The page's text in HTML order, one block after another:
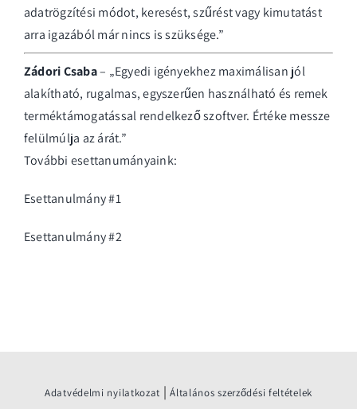
adatrögzítési módot, keresést, szűrést vagy kimutatást
arra igazából már nincs is szüksége.”
Zádori Csaba– „Egyedi igényekhez maximálisan jól
alakítható, rugalmas, egyszerűen használható és remek
terméktámogatással rendelkező szoftver. Értéke messze
felülmúlja az árát.”
További esettanumányaink:
Esettanulmány #1
Esettanulmány #2
Adatvédelmi nyilatkozat | Általános szerződési feltételek